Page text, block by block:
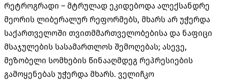
რეტროგრადი – მტრულად ეკიდებოდა ალექსანდრე
მეორის ლიბერალურ რეფორმებს, მხარს არ უჭერდა
საქართველოში თვითმმართველობებისა და ნაფიცი
მსაჯულების სასამართლოს შემოღებას; ასევე,
მეზობელი სომხების წინააღმდეგ რეპრესიების
გამოყენებას უჭერდა მხარს. ველიჩკო